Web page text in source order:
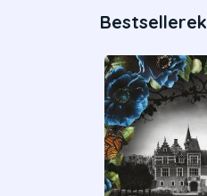
Bestsellerek